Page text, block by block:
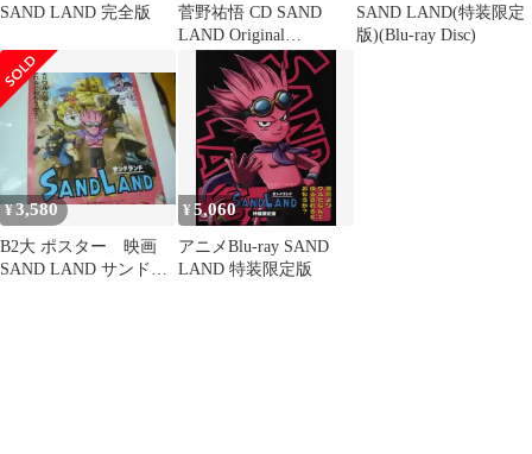
SAND LAND 完全版
菅野祐悟 CD SAND
LAND Original
Soundtrack(初回生産限
定盤)
SAND LAND(特装限定
版)(Blu-ray Disc)
¥3,580
B2大 ポスター 映画
SAND LAND サンドラ
¥5,060
アニメBlu-ray SAND
LAND 特装限定版